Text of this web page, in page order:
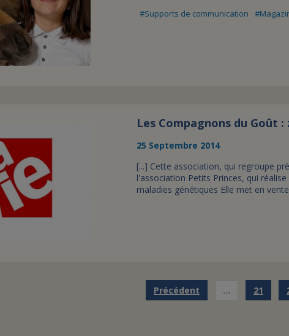
Supports de communication
Les Compagnons du Goût
25 Septembre 2014
[...] Cette association, qui regroupe
l'association Petits Princes, qui
maladies génétiques Elle met en
Précédent … 21